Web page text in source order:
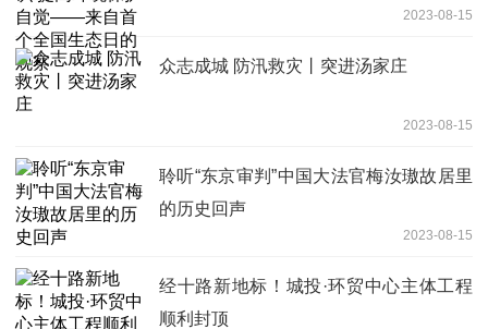
2023-08-15
众志成城 防汛救灾丨突进汤家庄
2023-08-15
聆听“东京审判”中国大法官梅汝璈故居里
的历史回声
2023-08-15
经十路新地标！城投·环贸中心主体工程
顺利封顶